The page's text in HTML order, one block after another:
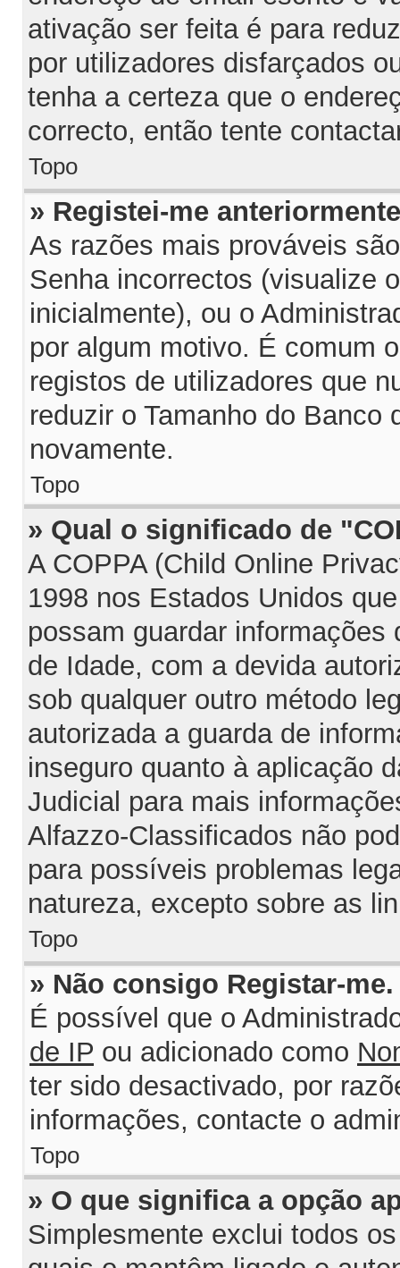
ativação ser feita é para
por utilizadores disfarçados
tenha a certeza que o
correcto, então tente
Topo
» Registei-me
As razões mais prováveis
Senha incorrectos (visualize
inicialmente), ou o
por algum motivo. É comum
registos de utilizadores que
reduzir o Tamanho do Banco
novamente.
Topo
» Qual o significado de
A COPPA (Child Online
1998 nos Estados Unidos
possam guardar
de Idade, com a devida
sob qualquer outro método
autorizada a guarda de
inseguro quanto à aplicação
Judicial para mais
Alfazzo-Classificados não
para possíveis problemas
natureza, excepto sobre as
Topo
» Não consigo Registar-
É possível que o
de IP ou adicionado como
ter sido desactivado, por
informações, contacte o
Topo
» O que significa a opção
Simplesmente exclui todos